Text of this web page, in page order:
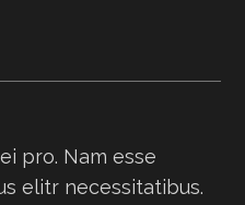
pro. Nam esse
elitr necessitatibus.